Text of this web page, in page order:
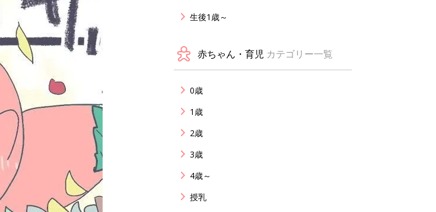
生後1歳～
赤ちゃん・育児 カテゴリー一覧
0歳
1歳
2歳
3歳
4歳～
授乳